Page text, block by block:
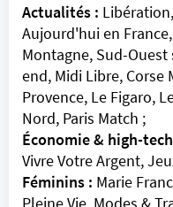
Actualités :
Aujourd'hui en
Montagne, Sud-
end, Midi Libre, Corse
Provence, Le Figaro,
Nord, Paris Match ;
Économie & high-
Vivre Votre Argent,
Féminins : Marie
Pleine Vie, Modes &